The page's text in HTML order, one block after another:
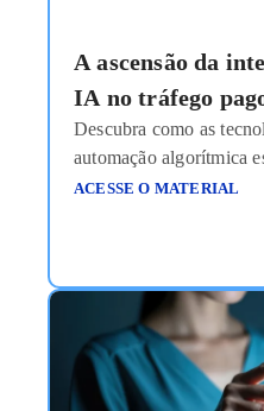
A ascensão da
IA no tráfego
Descubra como as
automação algorítmica
gestão de anúncios em
Learning e
(PLN) para automatizar
e Ler mais
ACESSE O MATERIAL